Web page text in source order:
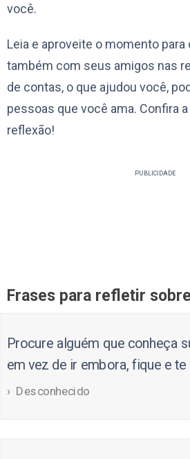
você.
Leia e aproveite o momento
também com seus amigos nas
de contas, o que ajudou você,
pessoas que você ama. Confira
reflexão!
PUBLICIDADE
Frases para refletir
Procure alguém que conheça
em vez de ir embora, fique e
Desconhecido